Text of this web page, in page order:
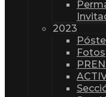
2023
Fotos